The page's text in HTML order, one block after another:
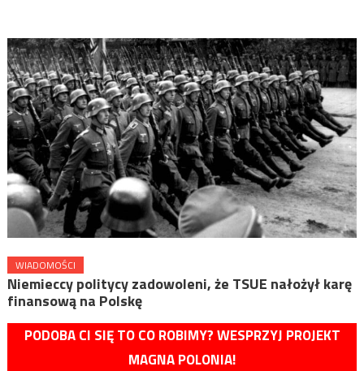
WIADOMOŚCI
Niemieccy politycy zadowoleni, że TSUE nałożył karę
finansową na Polskę
PODOBA CI SIĘ TO CO ROBIMY? WESPRZYJ PROJEKT
MAGNA POLONIA!